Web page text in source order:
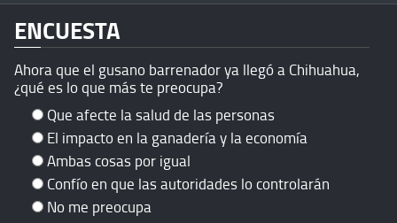
ENCUESTA
Ahora que el gusano barrenador ya llegó a Chihuahua,
¿qué es lo que más te preocupa?
Que afecte la salud de las personas
El impacto en la ganadería y la economía
Ambas cosas por igual
Confío en que las autoridades lo controlarán
No me preocupa